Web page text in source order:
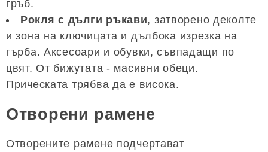
гръб.
Рокля с дълги ръкави, затворено деколте
и зона на ключицата и дълбока изрезка на
гърба. Аксесоари и обувки, съвпадащи по
цвят. От бижутата - масивни обеци.
Прическата трябва да е висока.
Отворени рамене
Отворените рамене подчертават